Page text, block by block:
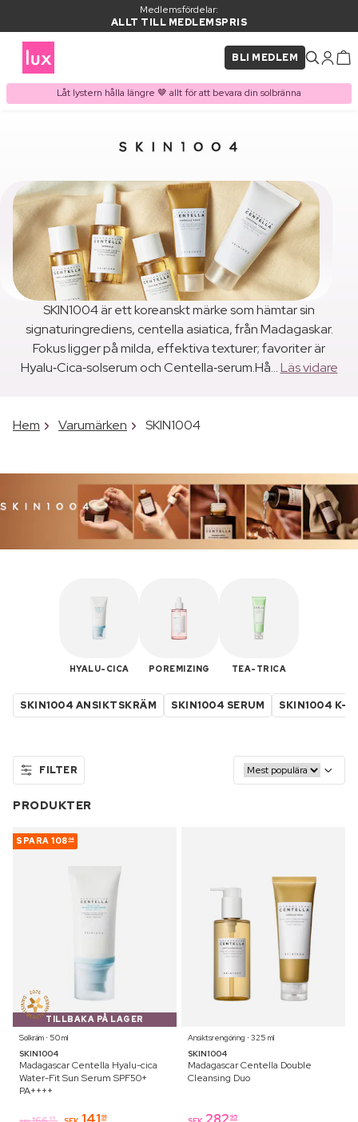
Medlemsfördelar:
ALLT TILL MEDLEMSPRIS
BLI MEDLEM
Låt lystern hålla längre 🤎 allt för att bevara din solbränna
SKIN1004 är ett koreanskt märke som hämtar sin
signaturingrediens, centella asiatica, från Madagaskar.
Fokus ligger på milda, effektiva texturer; favoriter är
Hyalu‑Cica‑solserum och Centella‑serum.Hå...Läs vidare
Hem Varumärken SKIN1004
HYALU-CICA POREMIZING TEA-TRICA
SKIN1004 ANSIKTSKRÄM SKIN1004 SERUM SKIN1004 K-
FILTER
PRODUKTER
SPARA 108 04
TILLBAKA PÅ LAGER
Solkräm ⋅ 50 ml
SKIN1004
Madagascar Centella Hyalu-cica
Water-Fit Sun Serum SPF50+
PA++++
95 91
Ansiktsrengöring ⋅ 325 ml
SKIN1004
Madagascar Centella Double
Cleansing Duo
95